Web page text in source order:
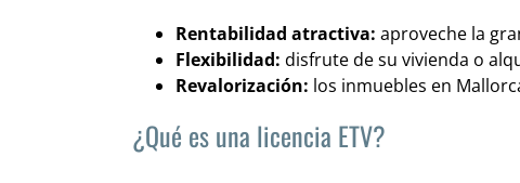
Rentabilidad atractiva: aproveche la
Flexibilidad: disfrute de su vivienda o
Revalorización: los inmuebles en
¿Qué es una licencia ETV?